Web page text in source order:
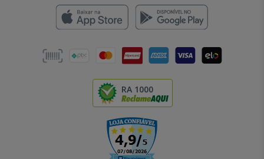
RA 1000